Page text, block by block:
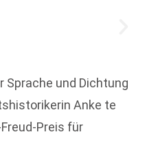
Sprache und Dichtung
Anke te
Preis für